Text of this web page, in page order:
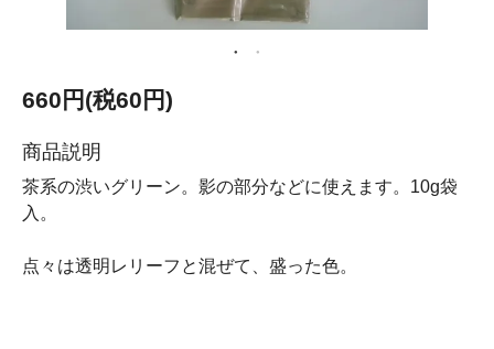
660円(税60円)
商品説明
茶系の渋いグリーン。影の部分などに使えます。10g袋
入。
点々は透明レリーフと混ぜて、盛った色。